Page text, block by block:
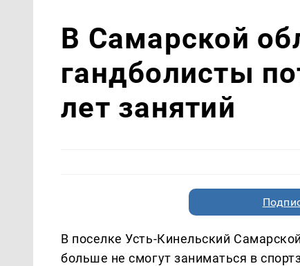
В Самарской
гандболисты
лет занятий
В поселке Усть-Кинельский
больше не смогут заниматься в